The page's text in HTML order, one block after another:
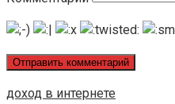
доход в интернете